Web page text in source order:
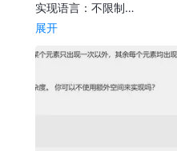
实现语言：不限制…
展开